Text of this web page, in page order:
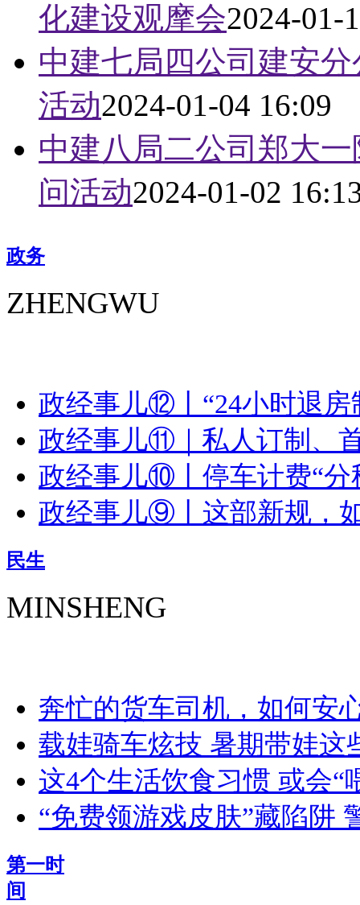
化建设观摩会2024-01-
中建七局四公司建安
活动2024-01-04 16:09
中建八局二公司郑大
问活动2024-01-02